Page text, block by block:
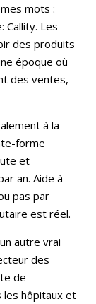
mots :
Callity. Les
des produits
époque où
des ventes,
à la
forme
et
an. Aide à
pas par
est réel.
autre vrai
des
de
les hôpitaux et